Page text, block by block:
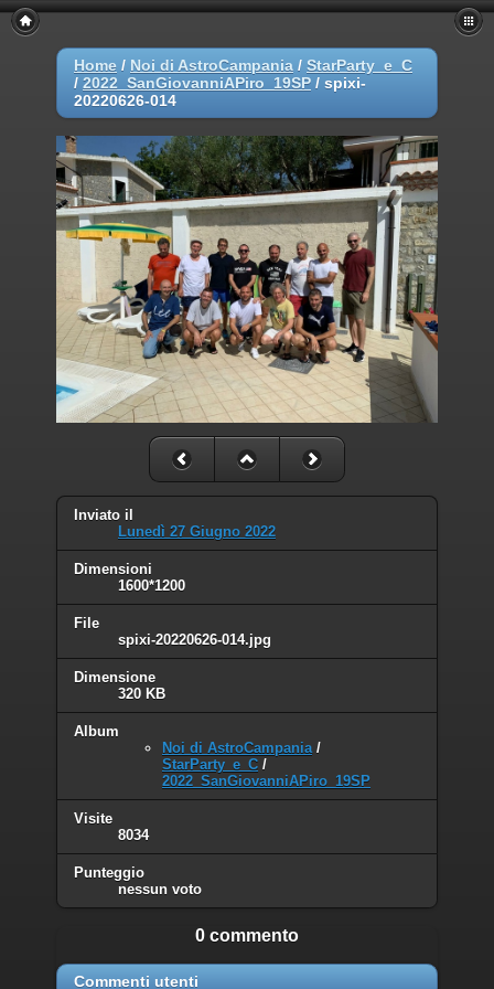
Home / Noi di AstroCampania / StarParty_e_C
/ 2022_SanGiovanniAPiro_19SP / spixi-
20220626-014
Inviato il
Lunedì 27 Giugno 2022
Dimensioni
1600*1200
File
spixi-20220626-014.jpg
Dimensione
320 KB
Album
Noi di AstroCampania/
StarParty_e_C /
2022_SanGiovanniAPiro_19SP
Visite
8034
Punteggio
nessun voto
0 commento
Commenti utenti